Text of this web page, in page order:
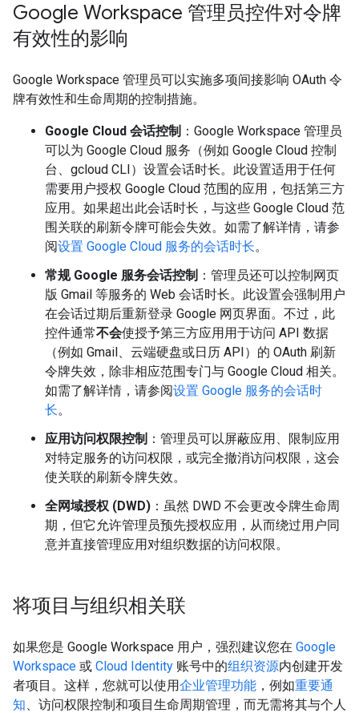
Google Workspace 管理员控件对令牌
有效性的影响
Google Workspace 管理员可以实施多项间接影响 OAuth 令
牌有效性和生命周期的控制措施。
Google Cloud 会话控制 ：Google Workspace 管理员
可以为 Google Cloud 服务（例如 Google Cloud 控制
台、gcloud CLI）设置会话时长。此设置适用于任何
需要用户授权 Google Cloud 范围的应用，包括第三方
应用。如果超出此会话时长，与这些 Google Cloud 范
围关联的刷新令牌可能会失效。如需了解详情，请参
阅设置 Google Cloud 服务的会话时长。
常规 Google 服务会话控制 ：管理员还可以控制网页
版 Gmail 等服务的 Web 会话时长。此设置会强制用户
在会话过期后重新登录 Google 网页界面。不过，此
控件通常不会使授予第三方应用用于访问 API 数据
（例如 Gmail、云端硬盘或日历 API）的 OAuth 刷新
令牌失效，除非相应范围专门与 Google Cloud 相关。
如需了解详情，请参阅设置 Google 服务的会话时
长。
应用访问权限控制 ：管理员可以屏蔽应用、限制应用
对特定服务的访问权限，或完全撤消访问权限，这会
使关联的刷新令牌失效。
全网域授权 (DWD) ：虽然 DWD 不会更改令牌生命周
期，但它允许管理员预先授权应用，从而绕过用户同
意并直接管理应用对组织数据的访问权限。
将项目与组织相关联
如果您是 Google Workspace 用户，强烈建议您在 Google
Workspace 或 Cloud Identity 账号中的组织资源内创建开发
者项目。这样，您就可以使用企业管理功能 ，例如重要通
知、访问权限控制和项目生命周期管理，而无需将其与个人